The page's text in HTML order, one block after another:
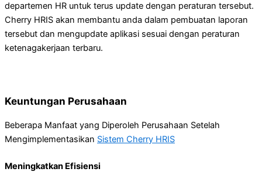
departemen HR untuk terus update dengan peraturan tersebut.
Cherry HRIS akan membantu anda dalam pembuatan laporan
tersebut dan mengupdate aplikasi sesuai dengan peraturan
ketenagakerjaan terbaru.
Keuntungan Perusahaan
Beberapa Manfaat yang Diperoleh Perusahaan Setelah
Mengimplementasikan Sistem Cherry HRIS
Meningkatkan Efisiensi